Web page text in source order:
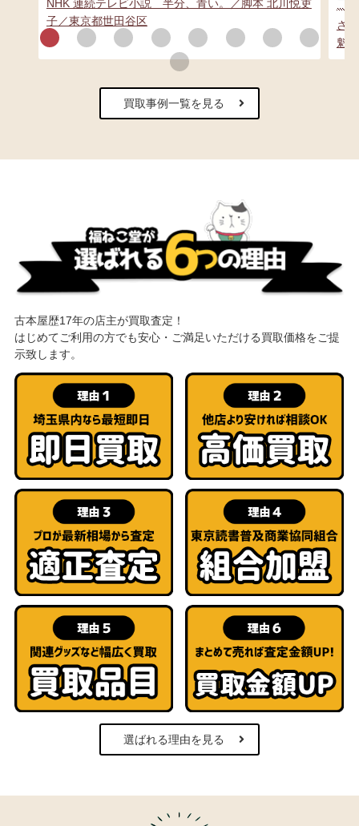
NHK 連続テレビ小説 半分、青い。／脚本 北川悦吏
子／東京都世田谷区
さ
魁!!
買取事例一覧を見る
古本屋歴17年の店主が買取査定！
はじめてご利用の方でも安心・ご満足いただける買取価格をご提
示致します。
選ばれる理由を見る